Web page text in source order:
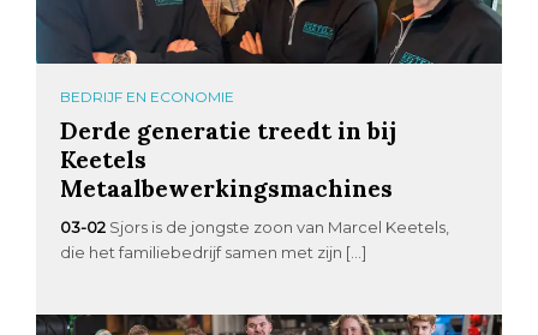
BEDRIJF EN ECONOMIE
Derde generatie treedt in bij
Keetels
Metaalbewerkingsmachines
03-02 Sjors is de jongste zoon van Marcel Keetels,
die het familiebedrijf samen met zijn […]